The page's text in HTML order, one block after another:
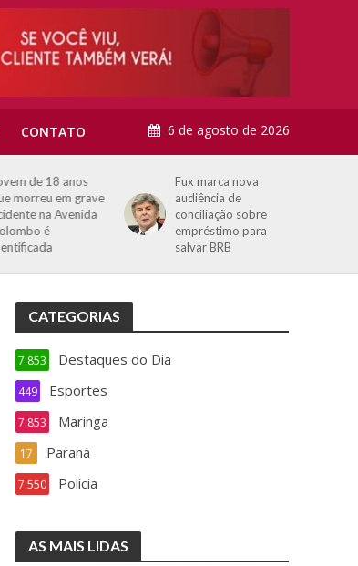
CONTATO 6 de agosto de 2026
de 18 anos
morreu em grave
na Avenida
é
Fux marca nova
audiência de
conciliação sobre
empréstimo para
salvar BRB
CATEGORIAS
Destaques do Dia
7.853
Esportes
449
Maringa
7.853
Paraná
17
Policia
7.550
AS MAIS LIDAS